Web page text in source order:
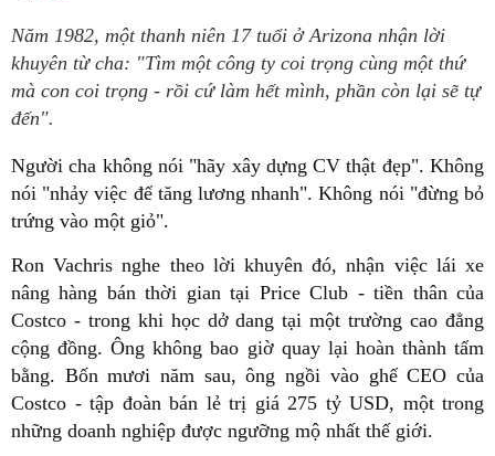
Năm 1982, một thanh niên 17 tuổi ở Arizona nhận lời
khuyên từ cha: "Tìm một công ty coi trọng cùng một thứ
mà con coi trọng - rồi cứ làm hết mình, phần còn lại sẽ tự
đến".
Người cha không nói "hãy xây dựng CV thật đẹp". Không
nói "nhảy việc để tăng lương nhanh". Không nói "đừng bỏ
trứng vào một giỏ".
Ron Vachris nghe theo lời khuyên đó, nhận việc lái xe
nâng hàng bán thời gian tại Price Club - tiền thân của
Costco - trong khi học dở dang tại một trường cao đẳng
cộng đồng. Ông không bao giờ quay lại hoàn thành tấm
bằng. Bốn mươi năm sau, ông ngồi vào ghế CEO của
Costco - tập đoàn bán lẻ trị giá 275 tỷ USD, một trong
những doanh nghiệp được ngưỡng mộ nhất thế giới.